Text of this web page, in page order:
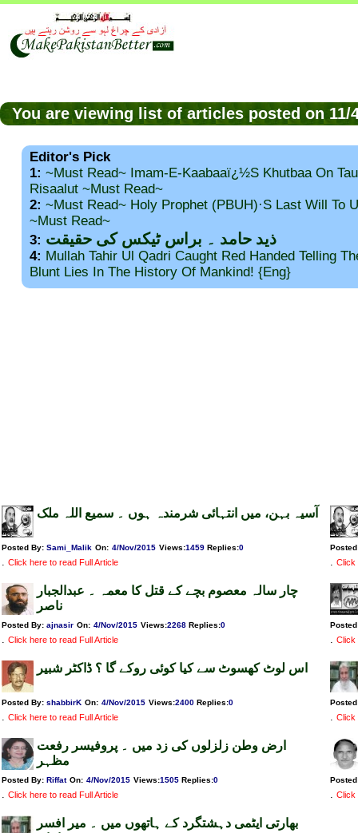
You are viewing list of articles posted on 11/
Editor's Pick
1: ~Must Read~ Imam-E-Kaabaaï¿½s Khutbaa On
Risaalut ~Must Read~
2: ~Must Read~ Holy Prophet (PBUH)·s Last Will To
~Must Read~
3: ذید حامد ۔ براس ٹیکس کی حقیقت
4: Mullah Tahir Ul Qadri Caught Red Handed Telling
Blunt Lies In The History Of Mankind! {Eng}
آسیہ بہن، میں انتہائی شرمندہ ہوں ۔ سمیع اللہ ملک
Posted By: Sami_Malik On: 4/Nov/2015 Views:1459 Replies:0
. Click here to read Full Article . Click
چار سالہ معصوم بچے کے قتل کا معمہ ۔ عبدالجبار
ناصر
Posted By: ajnasir On: 4/Nov/2015 Views:2268 Replies:0
. Click here to read Full Article . Click
اس لوٹ کھسوٹ سے کیا کوئی روکے گا ؟ ڈاکٹر شبیر
Posted By: shabbirK On: 4/Nov/2015 Views:2400 Replies:0
. Click here to read Full Article . Click
ارض وطن زلزلوں کی زد میں ۔ پروفیسر رفعت
مظہر
Posted By: Riffat On: 4/Nov/2015 Views:1505 Replies:0
. Click here to read Full Article . Click
بھارتی ایٹمی دہشتگرد کے ہاتھوں میں ۔ میر افسر